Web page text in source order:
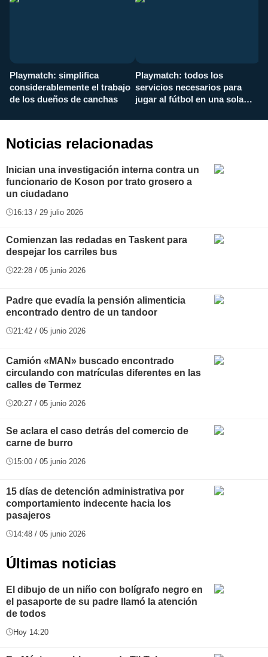
Playmatch: simplifica
considerablemente el trabajo
de los dueños de canchas
Playmatch: todos los
servicios necesarios para
jugar al fútbol en una sola
Noticias relacionadas
Inician una investigación interna contra un
funcionario de Koson por trato grosero a
un ciudadano
16:13 / 29 julio 2026
Comienzan las redadas en Taskent para
despejar los carriles bus
22:28 / 05 junio 2026
Padre que evadía la pensión alimenticia
encontrado dentro de un tandoor
21:42 / 05 junio 2026
Camión «MAN» buscado encontrado
circulando con matrículas diferentes en las
calles de Termez
20:27 / 05 junio 2026
Se aclara el caso detrás del comercio de
carne de burro
15:00 / 05 junio 2026
15 días de detención administrativa por
comportamiento indecente hacia los
pasajeros
14:48 / 05 junio 2026
Últimas noticias
El dibujo de un niño con bolígrafo negro en
el pasaporte de su padre llamó la atención
de todos
Hoy 14:20